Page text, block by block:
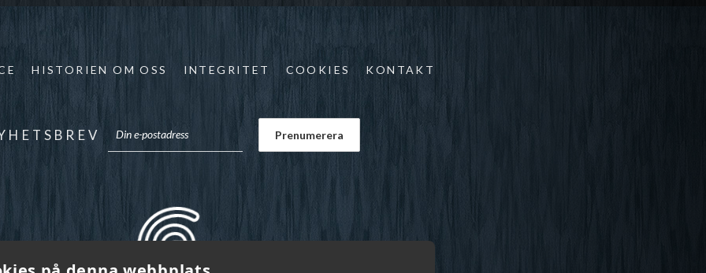
HISTORIEN OM OSS INTEGRITET COOKIES KONTAKT